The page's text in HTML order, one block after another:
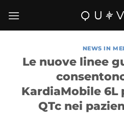
contenuti
NEWS IN
Le nuove linee
KardiaMobile 6L
QTc nei